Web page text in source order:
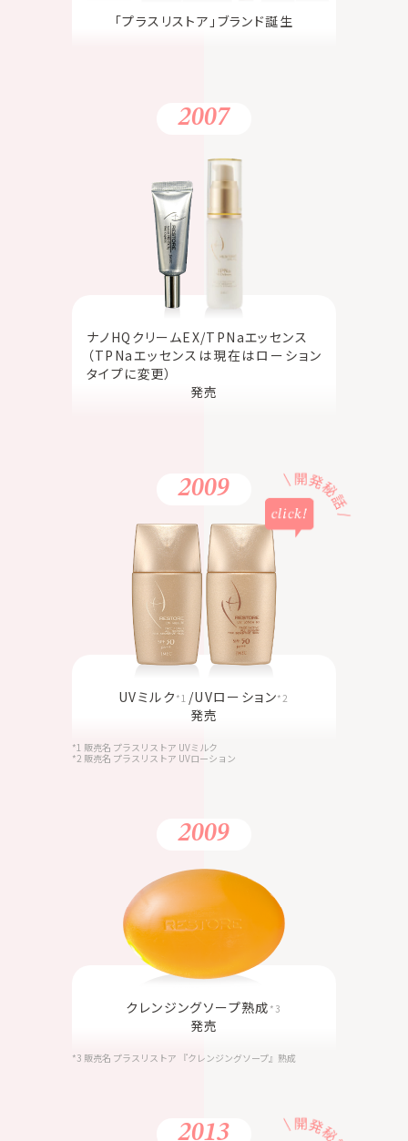
「プラスリストア」ブランド誕生
2007
ナノHQクリームEX/TPNaエッセンス
（TPNaエッセンスは現在はローション
タイプに変更）
発売
2009
UVミルク *1 /UVローション*2
発売
*1 販売名 プラスリストア UVミルク
*2 販売名 プラスリストア UVローション
2009
クレンジングソープ熟成 *3
発売
*3 販売名 プラスリストア 『クレンジングソープ』熟成
2013